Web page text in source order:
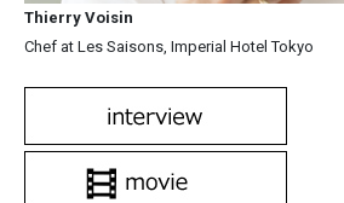
Thierry Voisin
Chef at Les Saisons, Imperial Hotel Tokyo